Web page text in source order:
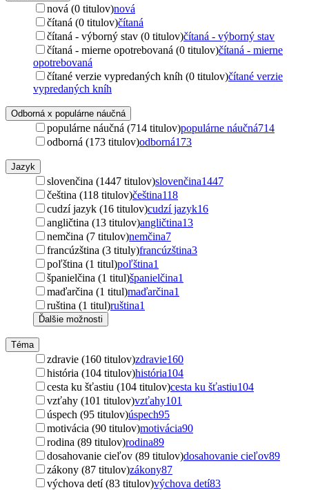
nová (0 titulov)nová
čítaná (0 titulov)čítaná
čítaná - výborný stav (0 titulov)čítaná - výborný stav
čítaná - mierne opotrebovaná (0 titulov)čítaná - mierne
opotrebovaná
čítané verzie vypredaných kníh (0 titulov)čítané verzie
vypredaných kníh
Odborná x populárne náučná
populárne náučná (714 titulov)populárne náučná714
odborná (173 titulov)odborná173
Jazyk
slovenčina (1447 titulov)slovenčina1447
čeština (118 titulov)čeština118
cudzí jazyk (16 titulov)cudzí jazyk16
angličtina (13 titulov)angličtina13
nemčina (7 titulov)nemčina7
francúzština (3 tituly)francúzština3
poľština (1 titul)poľština1
španielčina (1 titul)španielčina1
maďarčina (1 titul)maďarčina1
ruština (1 titul)ruština1
Ďalšie možnosti
Téma
zdravie (160 titulov)zdravie160
história (104 titulov)história104
cesta ku šťastiu (104 titulov)cesta ku šťastiu104
vzťahy (101 titulov)vzťahy101
úspech (95 titulov)úspech95
motivácia (90 titulov)motivácia90
rodina (89 titulov)rodina89
dosahovanie cieľov (89 titulov)dosahovanie cieľov89
zákony (87 titulov)zákony87
výchova detí (83 titulov)výchova detí83